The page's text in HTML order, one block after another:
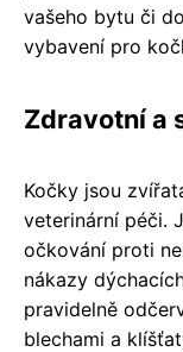
vašeho bytu či
vybavení pro
Zdravotní a
Kočky jsou
veterinární péči.
očkování proti
nákazy
pravidelně
blechami a